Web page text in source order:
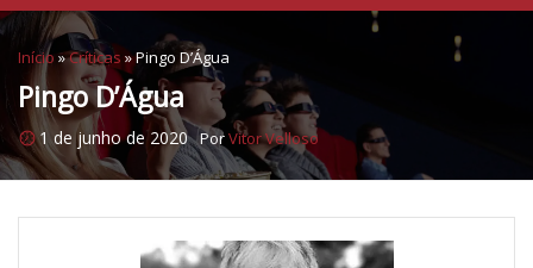
Início »Críticas »Pingo D’Água
Pingo D’Água
1 de junho de 2020 PorVitor Velloso